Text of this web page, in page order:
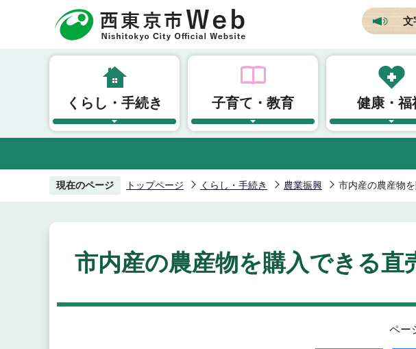
頭
文
くらし・手続き 子育て・教育 健康・福
現在のページ トップページ くらし・手続き 農業振興 市内産の農産物
市内産の農産物を購入できる直
ペー